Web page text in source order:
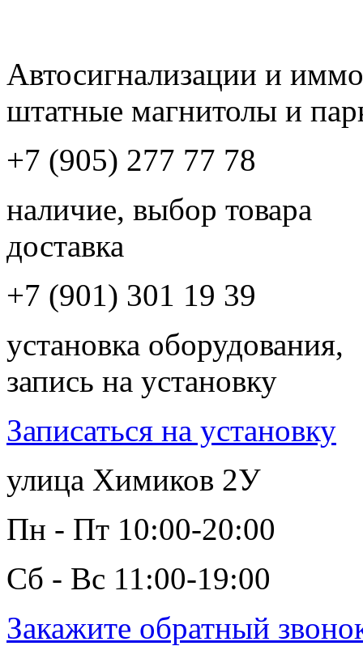
Автосигнализации и
штатные магнитолы и
+7 (905) 277 77 78
наличие, выбор товара
доставка
+7 (901) 301 19 39
установка оборудования,
запись на установку
Записаться на установку
улица Химиков 2У
Пн - Пт 10:00-20:00
Сб - Вс 11:00-19:00
Закажите обратный